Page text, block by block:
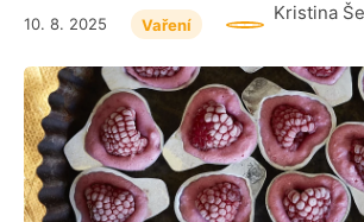
Kristina
10. 8. 2025 Vaření